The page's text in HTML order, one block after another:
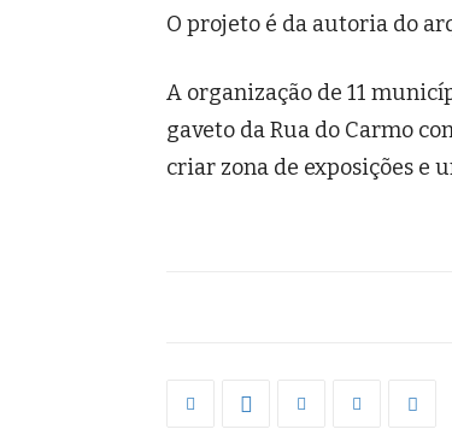
O projeto é da autoria do
A organização de 11
gaveto da Rua do Carmo
criar zona de exposições e